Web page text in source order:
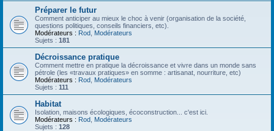
Préparer le futur
Comment anticiper au mieux le choc à venir (organisation de la société,
questions politiques, conseils financiers, etc).
Modérateurs : Rod Modérateurs
Sujets : 181
Décroissance pratique
Comment mettre en pratique la décroissance et vivre dans un monde sans
pétrole (les «travaux pratiques» en somme : artisanat, nourriture, etc)
Modérateurs : Rod Modérateurs
Sujets : 111
Habitat
Isolation, maisons écologiques, écoconstruction... c'est ici.
Modérateurs : Rod Modérateurs
Sujets : 128